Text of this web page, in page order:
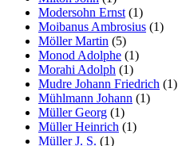
Modersohn Ernst (1)
Moibanus Ambrosius (1)
Möller Martin (5)
Monod Adolphe (1)
Morahi Adolph (1)
Mudre Johann Friedrich (1)
Mühlmann Johann (1)
Müller Georg (1)
Müller Heinrich (1)
Müller J. S. (1)